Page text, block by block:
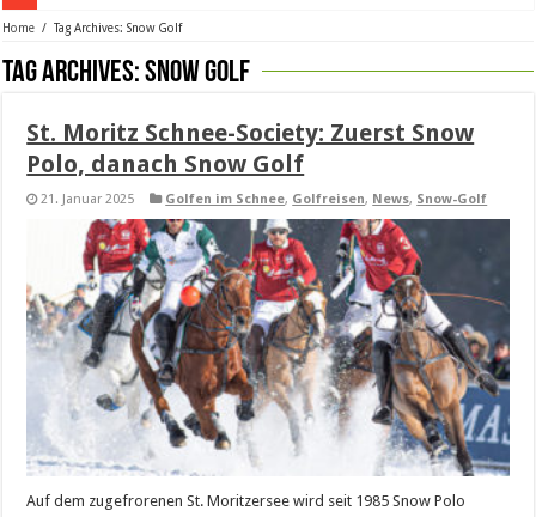
Home / Tag Archives: Snow Golf
Tag Archives:Snow Golf
St. Moritz Schnee-Society: Zuerst Snow
Polo, danach Snow Golf
21. Januar 2025 Golfen im Schnee, Golfreisen, News, Snow-Golf
Auf dem zugefrorenen St. Moritzersee wird seit 1985 Snow Polo